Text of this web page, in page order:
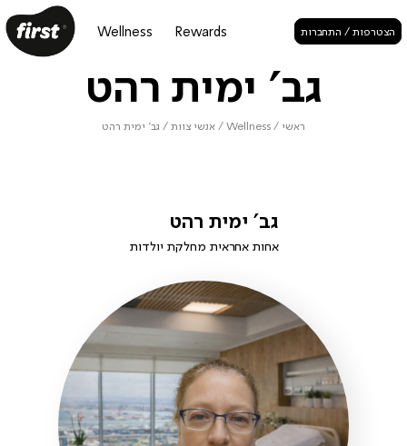
הצטרפות / התחברות Rewards
Wellness
גב' ימית רהט
ראשי /
Wellness
/ אנשי צוות / גב' ימית רהט
גב' ימית רהט
אחות אחראית מחלקת יולדות